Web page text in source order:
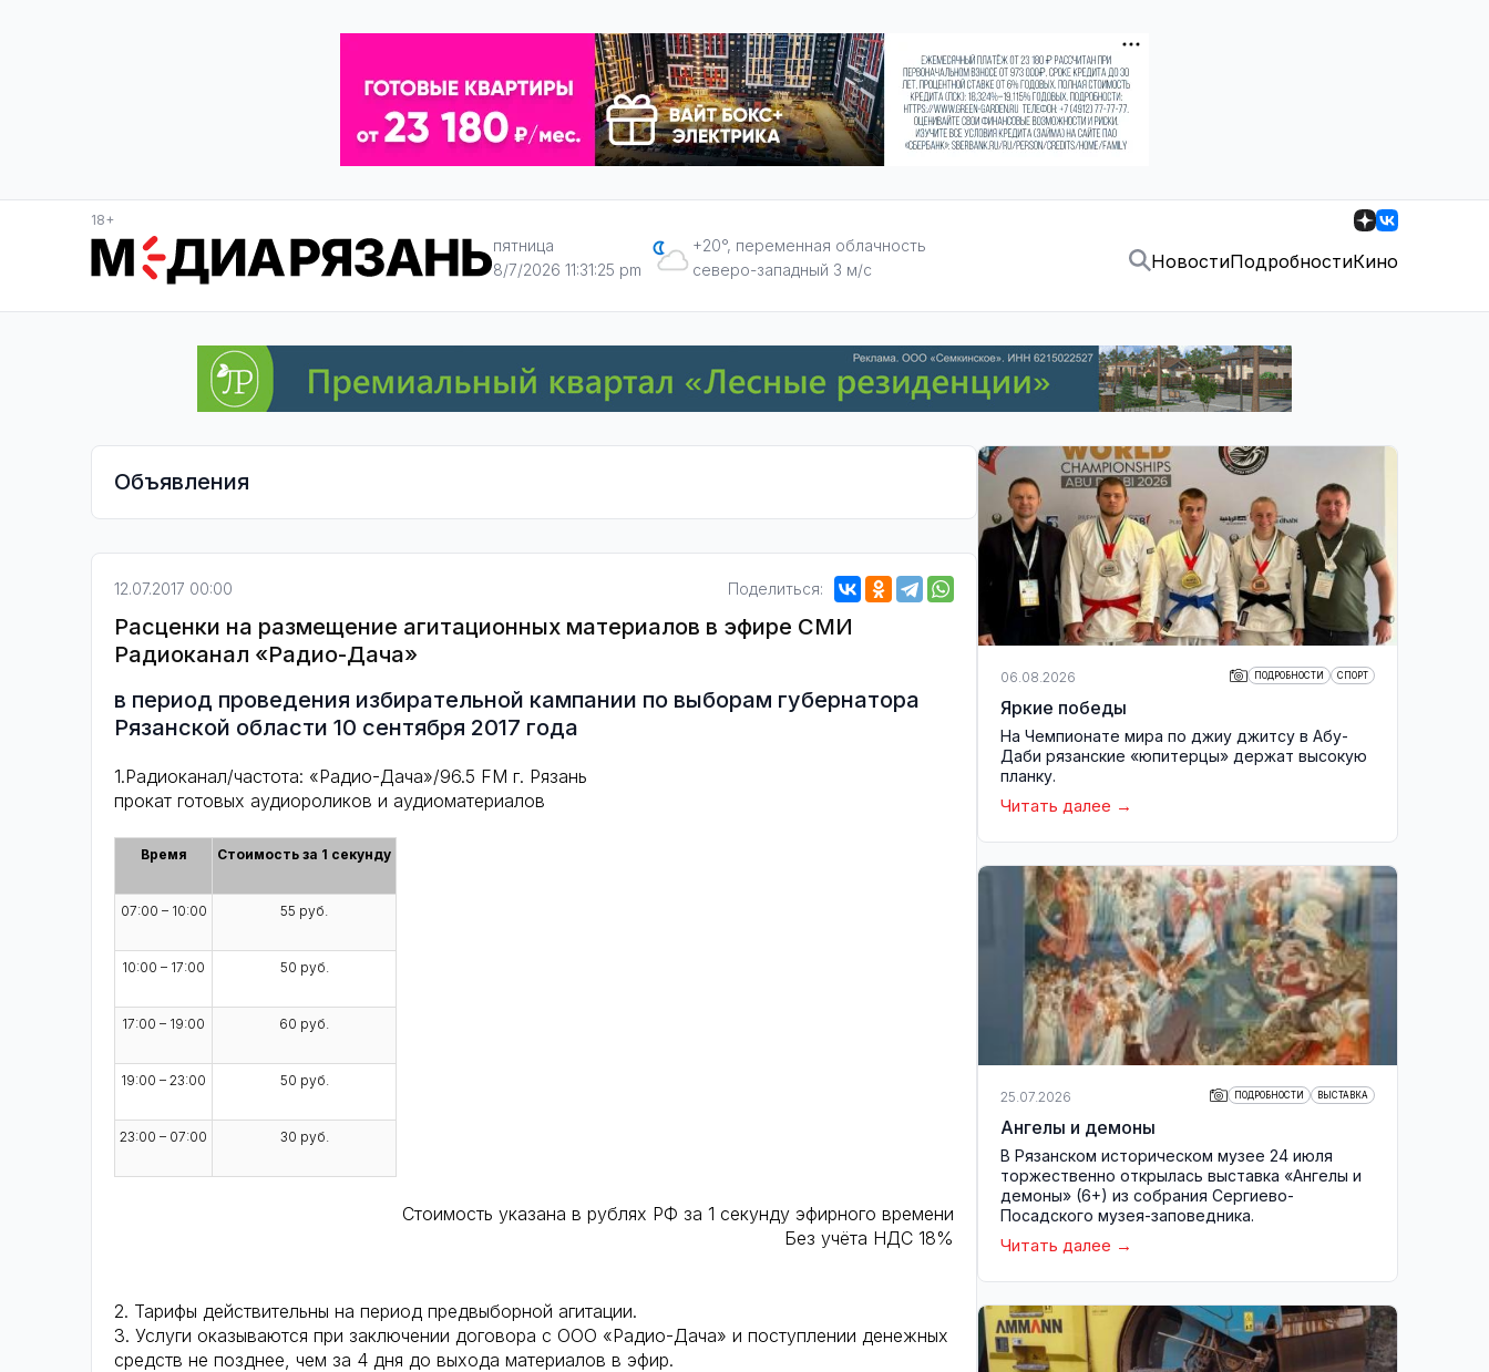
18+
пятница
8/7/2026 11:31:27 pm
+20°, переменная облачность
северо-западный 3 м/с
НовостиПодробностиКино
Объявления
12.07.2017 00:00 Поделиться:
Расценки на размещение агитационных материалов в эфире СМИ
Радиоканал «Радио-Дача»
в период проведения избирательной кампании по выборам губернатора
Рязанской области 10 сентября 2017 года
1.Радиоканал/частота: «Радио-Дача»/96.5 FM г. Рязань
прокат готовых аудиороликов и аудиоматериалов
Время Стоимость за 1 секунду
07:00 – 10:00 55 руб.
10:00 – 17:00 50 руб.
17:00 – 19:00 60 руб.
19:00 – 23:00 50 руб.
23:00 – 07:00 30 руб.
Стоимость указана в рублях РФ за 1 секунду эфирного времени
Без учёта НДС 18%
2. Тарифы действительны на период предвыборной агитации.
3. Услуги оказываются при заключении договора с ООО «Радио-Дача» и поступлении денежных
средств не позднее, чем за 4 дня до выхода материалов в эфир.
06.08.2026 ПОДРОБНОСТИ СПОРТ
Яркие победы
На Чемпионате мира по джиу джитсу в Абу-
Даби рязанские «юпитерцы» держат высокую
планку.
Читать далее
25.07.2026 ПОДРОБНОСТИ ВЫСТАВКА
Ангелы и демоны
В Рязанском историческом музее 24 июля
торжественно открылась выставка «Ангелы и
демоны» (6+) из собрания Сергиево-
Посадского музея-заповедника.
Читать далее